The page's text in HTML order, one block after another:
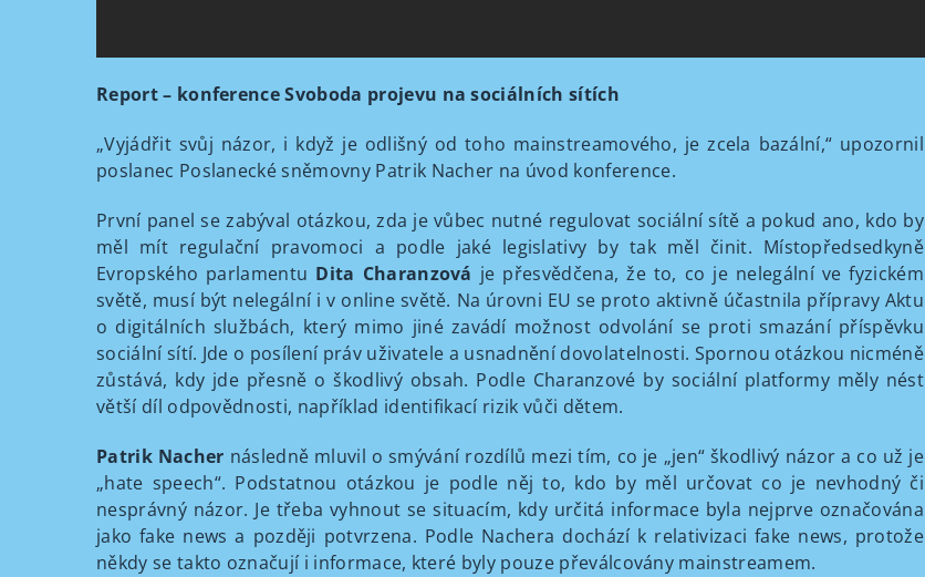
Report – konference Svoboda projevu na sociálních sítích
„Vyjádřit svůj názor, i když je odlišný od toho mainstreamového, je zcela bazální,“ upozornil
poslanec Poslanecké sněmovny Patrik Nacher na úvod konference.
První panel se zabýval otázkou, zda je vůbec nutné regulovat sociální sítě a pokud ano, kdo by
měl mít regulační pravomoci a podle jaké legislativy by tak měl činit. Místopředsedkyně
Evropského parlamentu Dita Charanzová je přesvědčena, že to, co je nelegální ve fyzickém
světě, musí být nelegální i v online světě. Na úrovni EU se proto aktivně účastnila přípravy Aktu
o digitálních službách, který mimo jiné zavádí možnost odvolání se proti smazání příspěvku
sociální sítí. Jde o posílení práv uživatele a usnadnění dovolatelnosti. Spornou otázkou nicméně
zůstává, kdy jde přesně o škodlivý obsah. Podle Charanzové by sociální platformy měly nést
větší díl odpovědnosti, například identifikací rizik vůči dětem.
Patrik Nacher následně mluvil o smývání rozdílů mezi tím, co je „jen“ škodlivý názor a co už je
„hate speech“. Podstatnou otázkou je podle něj to, kdo by měl určovat co je nevhodný či
nesprávný názor. Je třeba vyhnout se situacím, kdy určitá informace byla nejprve označována
jako fake news a později potvrzena. Podle Nachera dochází k relativizaci fake news, protože
někdy se takto označují i ​​informace, které byly pouze převálcovány mainstreamem.